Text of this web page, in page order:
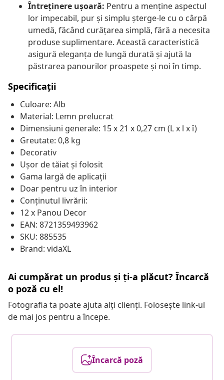
Întreținere ușoară: Pentru a menține aspectul
lor impecabil, pur și simplu șterge-le cu o cârpă
umedă, făcând curățarea simplă, fără a necesita
produse suplimentare. Această caracteristică
asigură eleganța de lungă durată și ajută la
păstrarea panourilor proaspete și noi în timp.
Specificații
Culoare: Alb
Material: Lemn prelucrat
Dimensiuni generale: 15 x 21 x 0,27 cm (L x l x î)
Greutate: 0,8 kg
Decorativ
Ușor de tăiat și folosit
Gama largă de aplicații
Doar pentru uz în interior
Conținutul livrării:
12 x Panou Decor
EAN: 8721359493962
SKU: 885535
Brand: vidaXL
Ai cumpărat un produs și ți-a plăcut? Încarcă
o poză cu el!
Fotografia ta poate ajuta alți clienți. Folosește link-ul
de mai jos pentru a începe.
Încarcă poză